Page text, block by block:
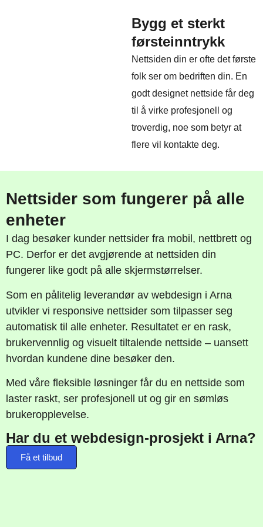
Bygg et sterkt
førsteinntrykk
Nettsiden din er ofte det første
folk ser om bedriften din. En
godt designet nettside får deg
til å virke profesjonell og
troverdig, noe som betyr at
flere vil kontakte deg.
Nettsider som fungerer på alle
enheter
I dag besøker kunder nettsider fra mobil, nettbrett og
PC. Derfor er det avgjørende at nettsiden din
fungerer like godt på alle skjermstørrelser.
Som en pålitelig leverandør av webdesign i Arna
utvikler vi responsive nettsider som tilpasser seg
automatisk til alle enheter. Resultatet er en rask,
brukervennlig og visuelt tiltalende nettside – uansett
hvordan kundene dine besøker den.
Med våre fleksible løsninger får du en nettside som
laster raskt, ser profesjonell ut og gir en sømløs
brukeropplevelse.
Har du et webdesign-prosjekt i Arna?
Få et tilbud